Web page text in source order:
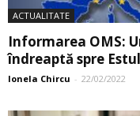
ACTUALITATE
Informarea OMS:
îndreaptă spre
Ionela Chircu - 22/02/2022